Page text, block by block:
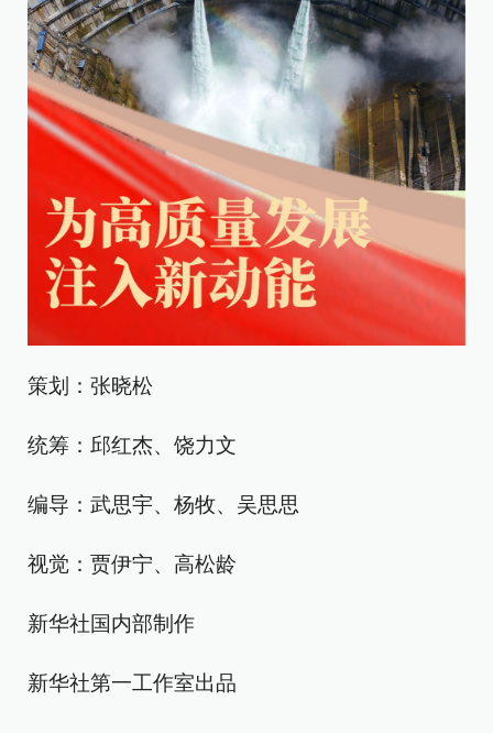
策划：张晓松
统筹：邱红杰、饶力文
编导：武思宇、杨牧、吴思思
视觉：贾伊宁、高松龄
新华社国内部制作
新华社第一工作室出品